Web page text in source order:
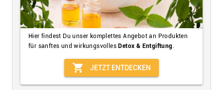
Hier findest Du unser komplettes Angebot an Produkten
für sanftes und wirkungsvollesDetox & Entgiftung
shopping_cart JETZT ENTDECKEN